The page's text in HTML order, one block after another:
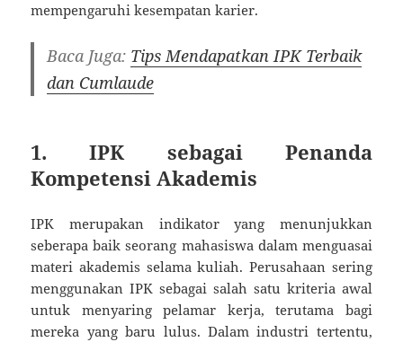
mempengaruhi kesempatan karier.
Baca Juga: Tips Mendapatkan IPK Terbaik
dan Cumlaude
1. IPK sebagai Penanda
Kompetensi Akademis
IPK merupakan indikator yang menunjukkan
seberapa baik seorang mahasiswa dalam menguasai
materi akademis selama kuliah. Perusahaan sering
menggunakan IPK sebagai salah satu kriteria awal
untuk menyaring pelamar kerja, terutama bagi
mereka yang baru lulus. Dalam industri tertentu,